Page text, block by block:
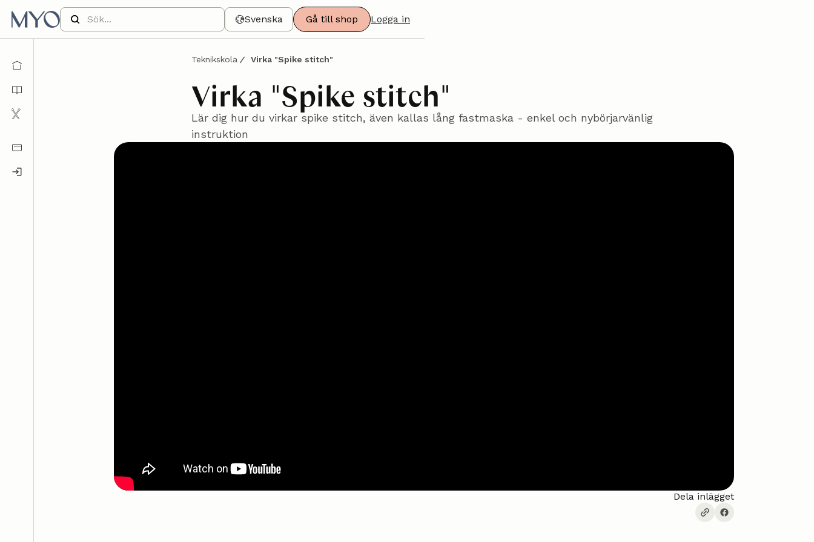
Svenska Gå till shop Logga in
Teknikskola Virka "Spike stitch"
Virka "Spike stitch"
Lär dig hur du virkar spike stitch, även kallas lång fastmaska - enkel och nybörjarvänlig
instruktion
Dela inlägget